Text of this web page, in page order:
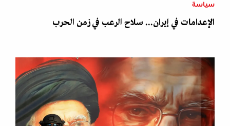
سياسة
الإعدامات في إيران... سلاح الرعب في زمن الحرب